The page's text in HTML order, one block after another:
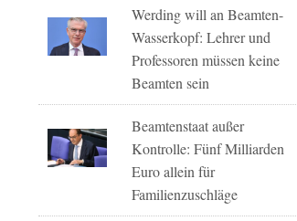
Werding will an Beamten-
Wasserkopf: Lehrer und
Professoren müssen keine
Beamten sein
Beamtenstaat außer
Kontrolle: Fünf Milliarden
Euro allein für
Familienzuschläge